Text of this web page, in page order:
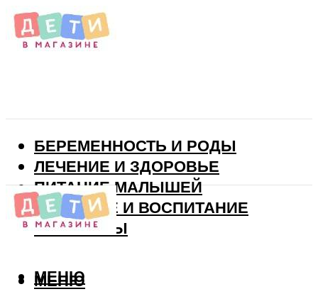
БЕРЕМЕННОСТЬ И РОДЫ
ЛЕЧЕНИЕ И ЗДОРОВЬЕ
ПИТАНИЕ МАЛЫШЕЙ
РАЗВИТИЕ И ВОСПИТАНИЕ
ВИТАМИНЫ
МЕНЮ
МЕНЮ